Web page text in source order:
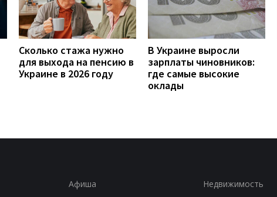
Сколько стажа нужно
для выхода на пенсию в
Украине в 2026 году
В Украине выросли
зарплаты чиновников:
где самые высокие
оклады
Афиша Недвижимость